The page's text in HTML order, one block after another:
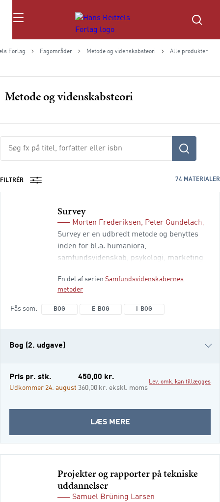
Søg
Forlag Fagområder Metode og videnskabsteori Alle produkter
Metode og videnskabsteori
titel,
FILTRÉR 74 MATERIALER
Survey
Morten Frederiksen, Peter Gundelach,
Survey er en udbredt metode og benyttes
inden for bl.a. humaniora,
samfundsvidenskab, psykologi, marketing
forskningsverdenen er der mange
organisationer som f.eks. konsulentfirmaer
og offentlige institutioner, der arbejder med
indføring i design af undersøgelsen og
En del af serien Samfundsvidenskabernes
metoder
Fås som BOG E-BOG I-BOG
Bog (2. udgave)
Bog (1. udgave)
e-bog
Pris pr. stk.
Udkommer 24. august
450,00 kr.
360,00 kr. ekskl. moms
Lev. omk. kan tillægges
LÆS MEREOM
SURVEY
Projekter og rapporter på tekniske
uddannelser
Samuel Brüning Larsen